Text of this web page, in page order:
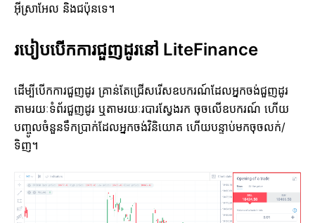
អ៊ីស្រាអែល និងជប៉ុនទេ។
របៀបបើកការជួញដូរនៅ LiteFinance
ដើម្បីបើកការជួញដូរ គ្រាន់តែជ្រើសរើសឧបករណ៍ដែលអ្នកចង់ជួញដូរ
តាមរយៈទំព័រជួញដូរ ឬតាមរយៈរបារស្វែងរក ចុចលើឧបករណ៍ ហើយ
បញ្ចូលចំនួនទឹកប្រាក់ដែលអ្នកចង់វិនិយោគ ហើយបន្ទាប់មកចុចលក់/
ទិញ។